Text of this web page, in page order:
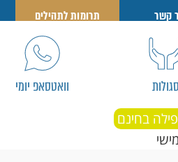
קשר תרומות לתהילים
סגולות וואטסאפ יומי
בחינם